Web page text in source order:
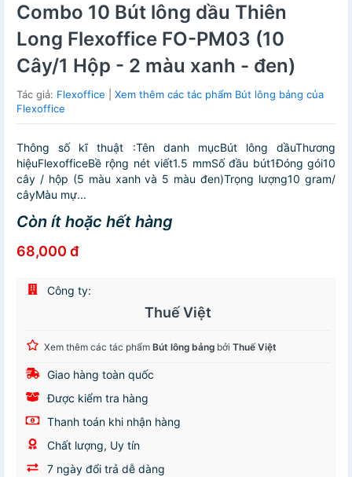
Combo 10 Bút lông dầu Thiên
Long Flexoffice FO-PM03 (10
Cây/1 Hộp - 2 màu xanh - đen)
Tác giả: Flexoffice
Xem thêm các tác phẩm Bút lông bảng của
Flexoffice
Thông số kĩ thuật :Tên danh mụcBút lông dầuThương
hiệuFlexofficeBề rộng nét viết1.5 mmSố đầu bút1Đóng gói10
cây / hộp (5 màu xanh và 5 màu đen)Trọng lượng10 gram/
câyMàu mự...
Còn ít hoặc hết hàng
68,000 đ
Công ty:
Thuế Việt
Xem thêm các tác phẩm Bút lông bảng bởi Thuế Việt
Giao hàng toàn quốc
Được kiểm tra hàng
Thanh toán khi nhận hàng
Chất lượng, Uy tín
7 ngày đổi trả dễ dàng